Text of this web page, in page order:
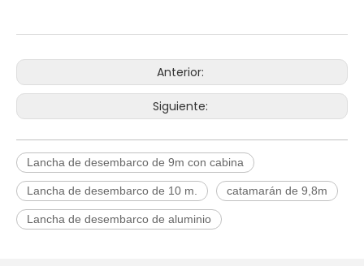
Anterior:
Siguiente:
Lancha de desembarco de 9m con cabina
Lancha de desembarco de 10 m. catamarán de 9,8m
Lancha de desembarco de aluminio